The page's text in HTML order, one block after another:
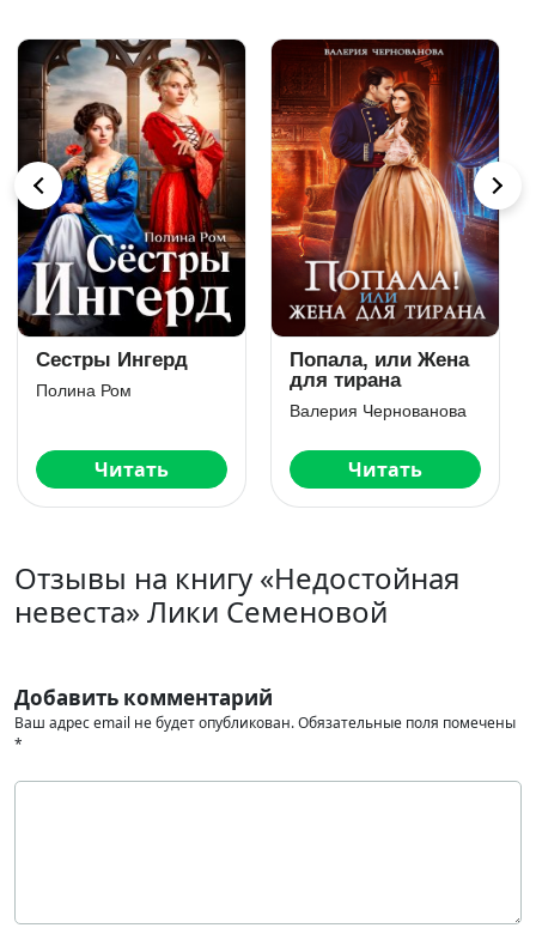
Попаданка или
развод с
императором
Читать
Гадалка.
Любимый таролог
герцога
Елена Золотарева
Читать
Отзывы на книгу «Недостойная
невеста» Лики Семеновой
Добавить комментарий
Ваш адрес email не будет опубликован.Обязательные поля помечены
*